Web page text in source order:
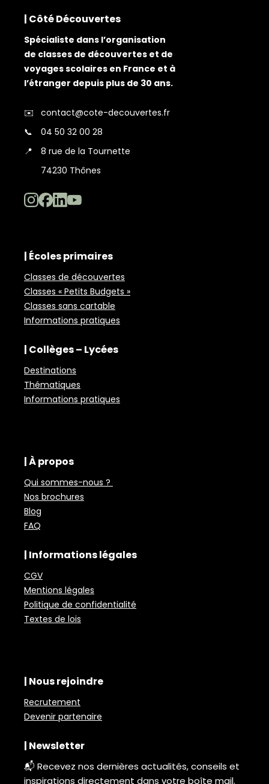
| Côté Découvertes
Spécialiste dans l’organisation
de classes de découvertes et de
voyages scolaires en France et à
l’étranger depuis plus de 30 ans.
✉️
contact@cote-decouvertes.fr
📞
04 50 32 00 28
📍
8 rue de la Tournette
74230 Thônes
| Écoles primaires
Classes de découvertes
Classes « Petits Budgets »
Classes sans cartable
Informations pratiques
| Collèges – Lycées
Destinations
Thématiques
Informations pratiques
| À propos
Qui sommes-nous ?
Nos brochures
Blog
FAQ
| Informations légales
CGV
Mentions légales
Politique de confidentialité
Textes de lois
| Nous rejoindre
Recrutement
Devenir partenaire
| Newsletter
📬 Recevez nos dernières actualités, conseils et
inspirations directement dans votre boîte mail.